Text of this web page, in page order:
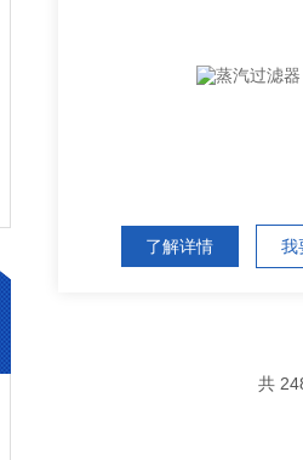
了解详情 我
共